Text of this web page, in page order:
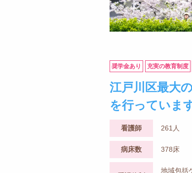
奨学金あり 充実の教育制度
江戸川区最大
を行っていま
看護師 261人
病床数 378床
地域包括